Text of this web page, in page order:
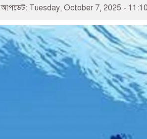
আপডেট: Tuesday, October 7, 2025 -